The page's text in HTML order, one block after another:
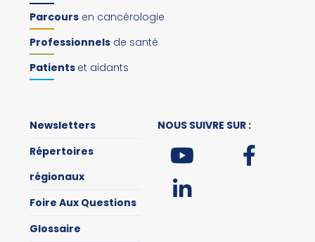
Parcours en cancérologie
Professionnels de santé
Patients et aidants
Newsletters
Répertoires
régionaux
Foire Aux Questions
Glossaire
NOUS SUIVRE SUR :